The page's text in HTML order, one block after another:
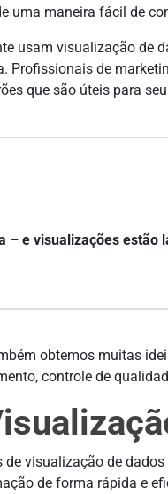
uma maneira fácil de
usam visualização de
Profissionais de
que são úteis para
– e visualizações estão
obtemos muitas
controle de
visualização de
de forma rápida e